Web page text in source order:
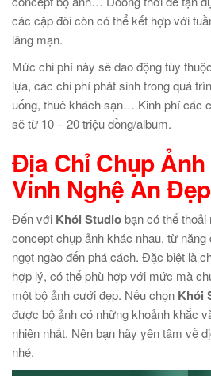
các cặp đôi còn có thể kết hợp với
lãng mạn.
Mức chi phí này sẽ dao động tùy
lựa, các chi phí phát sinh trong quá
uống, thuê khách sạn… Kinh phí các
sẽ từ 10 – 20 triệu đồng/album.
Địa ChỉChụp
Vinh Nghệ An
Đến với Khói Studiobạn có thể
concept chụp ảnh khác nhau, từ năng
ngọt ngào đến phá cách. Đặc biệt là
hợp lý, có thể phù hợp với mức mà
một bộ ảnh cưới đẹp. Nếu chọn Khói
được bộ ảnh có những khoảnh khắc
nhiên nhất. Nên bạn hãy yên tâm về
nhé.